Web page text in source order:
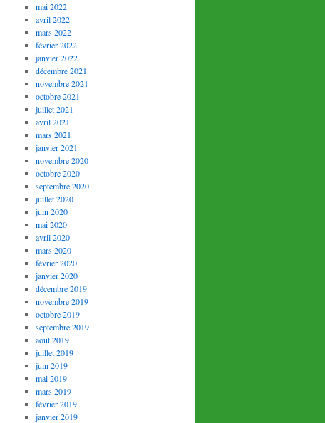
mai 2022
avril 2022
mars 2022
février 2022
janvier 2022
décembre 2021
novembre 2021
octobre 2021
juillet 2021
avril 2021
mars 2021
janvier 2021
novembre 2020
octobre 2020
septembre 2020
juillet 2020
juin 2020
mai 2020
avril 2020
mars 2020
février 2020
janvier 2020
décembre 2019
novembre 2019
octobre 2019
septembre 2019
août 2019
juillet 2019
juin 2019
mai 2019
mars 2019
février 2019
janvier 2019